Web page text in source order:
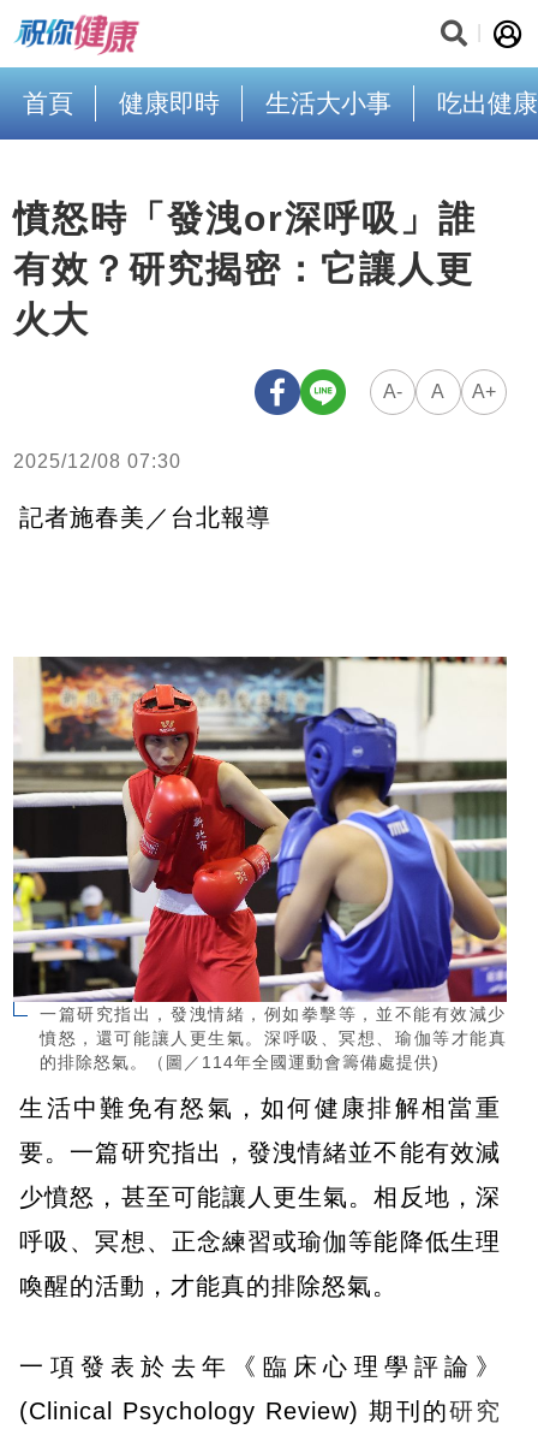
首頁 健康即時 生活大小事 吃出健康
憤怒時「發洩or深呼吸」誰
有效？研究揭密：它讓人更
火大
A- A A+
2025/12/08 07:30
記者施春美／台北報導
一篇研究指出，發洩情緒，例如拳擊等，並不能有效減少
憤怒，還可能讓人更生氣。深呼吸、冥想、瑜伽等才能真
的排除怒氣。（圖／114年全國運動會籌備處提供)
生活中難免有怒氣，如何健康排解相當重
要。一篇研究指出，發洩情緒並不能有效減
少憤怒，甚至可能讓人更生氣。相反地，深
呼吸、冥想、正念練習或瑜伽等能降低生理
喚醒的活動，才能真的排除怒氣。
一項發表於去年《臨床心理學評論》
(Clinical Psychology Review) 期刊的研究